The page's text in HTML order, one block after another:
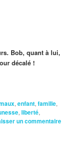
Bob, quant à lui,
décalé !
,enfant,famille,
,liberté,
un commentaire